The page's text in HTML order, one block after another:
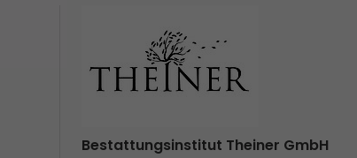
Bestattungsinstitut Theiner GmbH